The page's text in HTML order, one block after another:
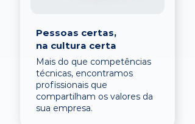
Pessoas certas,
na cultura certa
Mais do que competências
técnicas, encontramos
profissionais que
compartilham os valores da
sua empresa.